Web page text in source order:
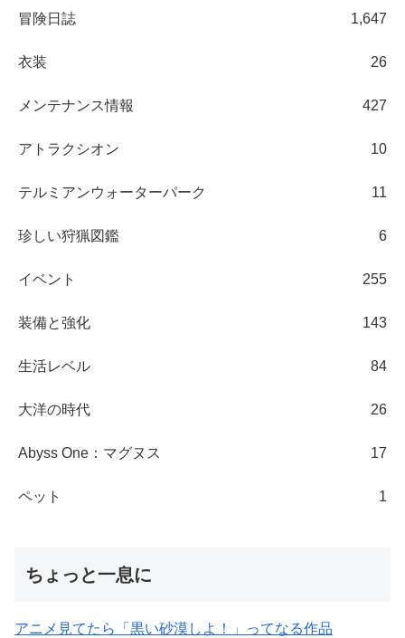
冒険日誌 1,647
衣装 26
メンテナンス情報 427
アトラクシオン 10
テルミアンウォーターパーク 11
珍しい狩猟図鑑 6
イベント 255
装備と強化 143
生活レベル 84
大洋の時代 26
Abyss One：マグヌス 17
ペット 1
ちょっと一息に
アニメ見てたら「黒い砂漠しよ！」ってなる作品